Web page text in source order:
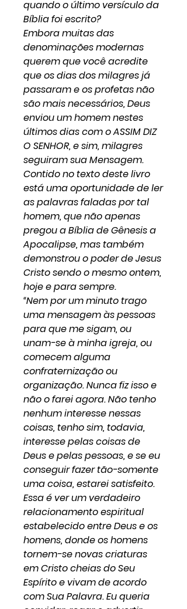
quando o último versículo da
Bíblia foi escrito?
Embora muitas das
denominações modernas
querem que você acredite
que os dias dos milagres já
passaram e os profetas não
são mais necessários, Deus
enviou um homem nestes
últimos dias com o ASSIM DIZ
O SENHOR, e sim, milagres
seguiram sua Mensagem.
Contido no texto deste livro
está uma oportunidade de ler
as palavras faladas por tal
homem, que não apenas
pregou a Bíblia de Gênesis a
Apocalipse, mas também
demonstrou o poder de Jesus
Cristo sendo o mesmo ontem,
hoje e para sempre.
“Nem por um minuto trago
uma mensagem às pessoas
para que me sigam, ou
unam-se à minha igreja, ou
comecem alguma
confraternização ou
organização. Nunca fiz isso e
não o farei agora. Não tenho
nenhum interesse nessas
coisas, tenho sim, todavia,
interesse pelas coisas de
Deus e pelas pessoas, e se eu
conseguir fazer tão-somente
uma coisa, estarei satisfeito.
Essa é ver um verdadeiro
relacionamento espiritual
estabelecido entre Deus e os
homens, donde os homens
tornem-se novas criaturas
em Cristo cheias do Seu
Espírito e vivam de acordo
com Sua Palavra. Eu queria